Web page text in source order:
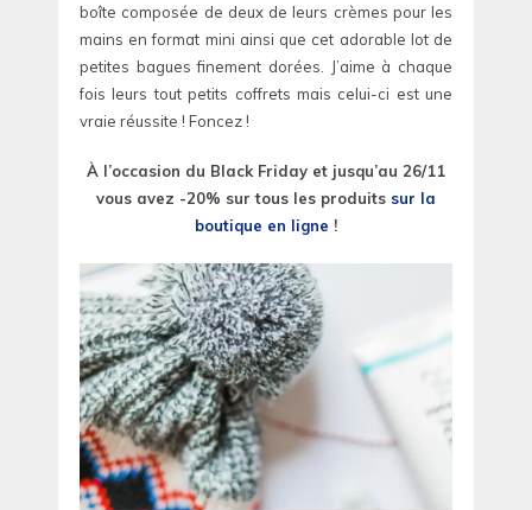
boîte composée de deux de leurs crèmes pour les
mains en format mini ainsi que cet adorable lot de
petites bagues finement dorées. J’aime à chaque
fois leurs tout petits coffrets mais celui-ci est une
vraie réussite ! Foncez !
À l’occasion du Black Friday et jusqu’au 26/11
vous avez -20% sur tous les produits sur la
boutique en ligne !